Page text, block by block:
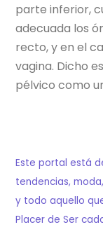
parte inferior,
adecuada los
recto, y en el
vagina. Dicho
pélvico como
Este portal está
tendencias,
y todo aquello
Placer de Ser